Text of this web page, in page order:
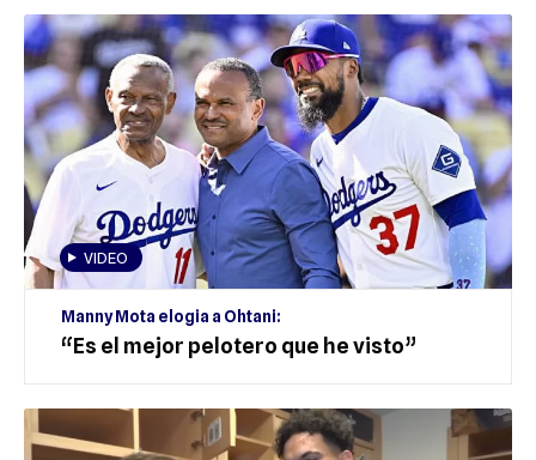
VIDEO
Manny Mota elogia a Ohtani:
“Es el mejor pelotero que he visto”